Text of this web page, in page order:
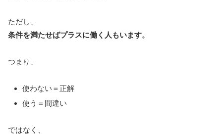
ただし、
条件を満たせばプラスに働く人もいます。
つまり、
使わない＝正解
使う＝間違い
ではなく、